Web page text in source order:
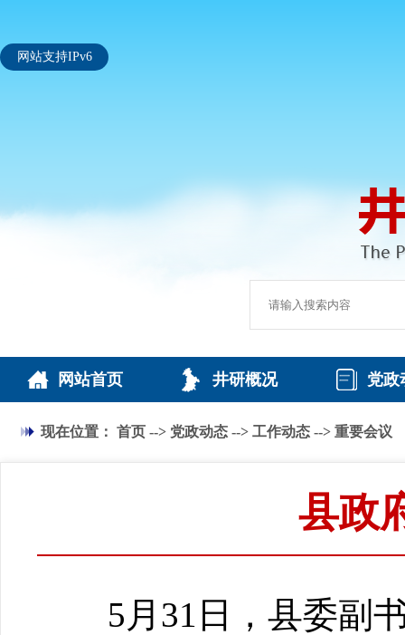
网站支持IPv6
网站首页 井研概况 党政
现在位置： 首页 --> 党政动态 --> 工作动态 --> 重要会议
县政
5月31日，县委副书